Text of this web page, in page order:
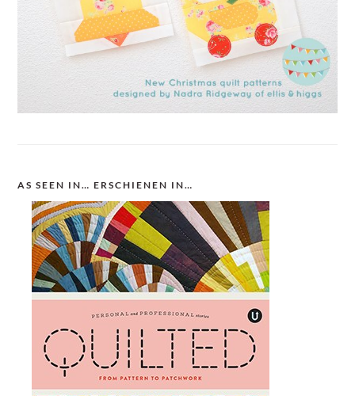
AS SEEN IN… ERSCHIENEN IN…